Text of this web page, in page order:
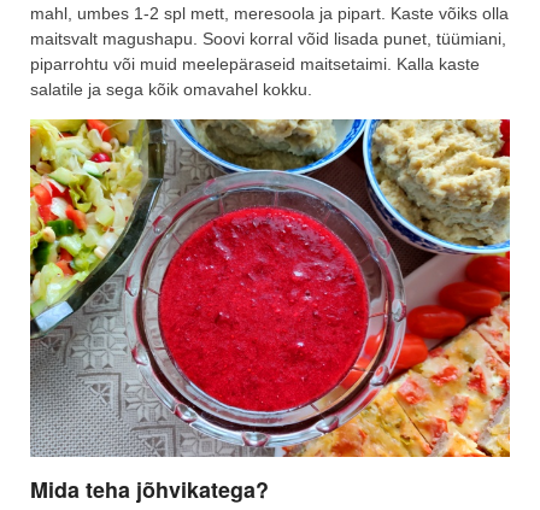
mahl, umbes 1-2 spl mett, meresoola ja pipart. Kaste võiks olla
maitsvalt magushapu. Soovi korral võid lisada punet, tüümiani,
piparrohtu või muid meelepäraseid maitsetaimi. Kalla kaste
salatile ja sega kõik omavahel kokku.
Mida teha jõhvikatega?